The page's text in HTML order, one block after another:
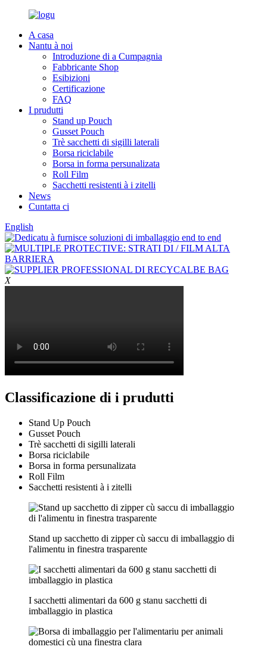
A casa
Nantu à noi
Introduzione di a Cumpagnia
Fabbricante Shop
Esibizioni
Certificazione
FAQ
I prudutti
Stand up Pouch
Gusset Pouch
Trè sacchetti di sigilli laterali
Borsa riciclabile
Borsa in forma persunalizata
Roll Film
Sacchetti resistenti à i zitelli
News
Cuntatta ci
English
X
Classificazione di i prudutti
Stand Up Pouch
Gusset Pouch
Trè sacchetti di sigilli laterali
Borsa riciclabile
Borsa in forma persunalizata
Roll Film
Sacchetti resistenti à i zitelli
Stand up sacchetto di zipper cù saccu di imballaggio di
l'alimentu in finestra trasparente
I sacchetti alimentari da 600 g stanu sacchetti di
imballaggio in plastica